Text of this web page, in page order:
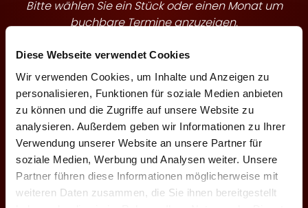
Diese Webseite verwendet Cookies
Wir verwenden Cookies, um Inhalte und Anzeigen zu
personalisieren, Funktionen für soziale Medien anbieten
zu können und die Zugriffe auf unsere Website zu
analysieren. Außerdem geben wir Informationen zu Ihrer
Verwendung unserer Website an unsere Partner für
soziale Medien, Werbung und Analysen weiter. Unsere
Partner führen diese Informationen möglicherweise mit
weiteren Daten zusammen, die Sie ihnen bereitgestellt
e
n
Bitte wählen Sie ein Stück oder einen Monat um
buchbare Termine anzuzeigen.
Theaterstück
Veranstaltungsmonat